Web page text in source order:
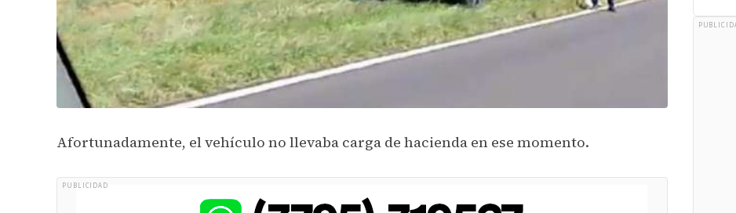
Afortunadamente, el vehículo no llevaba carga de hacienda en ese momento.
PUBLICIDAD